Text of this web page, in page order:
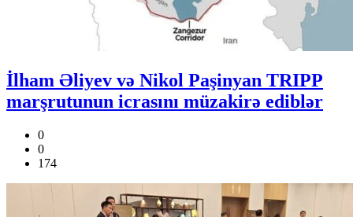
İlham Əliyev və Nikol Paşinyan TRIPP
marşrutunun icrasını müzakirə ediblər
0
0
174